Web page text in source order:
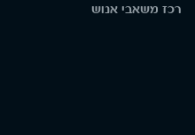
רכז משאבי אנוש